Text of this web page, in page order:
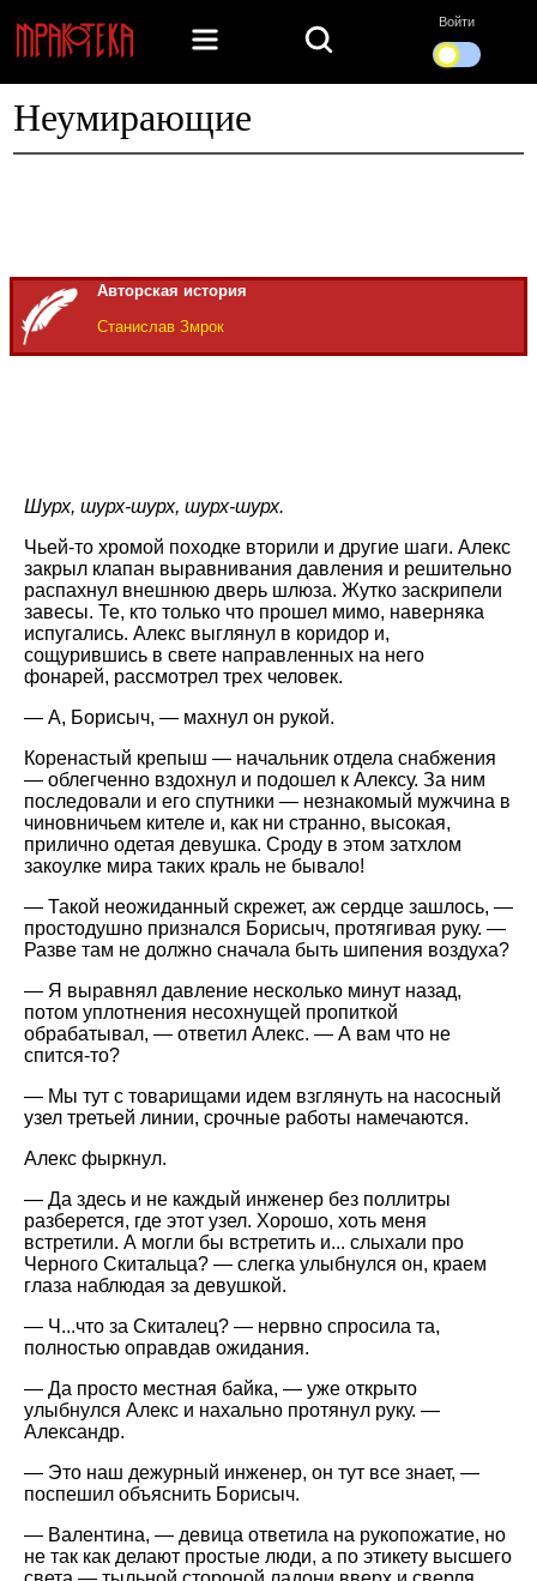
Войти
Неумирающие
Авторская история
Станислав Змрок
Шурх, шурх-шурх, шурх-шурх.
Чьей-то хромой походке вторили и другие шаги. Алекс
закрыл клапан выравнивания давления и решительно
распахнул внешнюю дверь шлюза. Жутко заскрипели
завесы. Те, кто только что прошел мимо, наверняка
испугались. Алекс выглянул в коридор и,
сощурившись в свете направленных на него
фонарей, рассмотрел трех человек.
— А, Борисыч, — махнул он рукой.
Коренастый крепыш — начальник отдела снабжения
— облегченно вздохнул и подошел к Алексу. За ним
последовали и его спутники — незнакомый мужчина в
чиновничьем кителе и, как ни странно, высокая,
прилично одетая девушка. Сроду в этом затхлом
закоулке мира таких краль не бывало!
— Такой неожиданный скрежет, аж сердце зашлось, —
простодушно признался Борисыч, протягивая руку. —
Разве там не должно сначала быть шипения воздуха?
— Я выравнял давление несколько минут назад,
потом уплотнения несохнущей пропиткой
обрабатывал, — ответил Алекс. — А вам что не
спится-то?
— Мы тут с товарищами идем взглянуть на насосный
узел третьей линии, срочные работы намечаются.
Алекс фыркнул.
— Да здесь и не каждый инженер без поллитры
разберется, где этот узел. Хорошо, хоть меня
встретили. А могли бы встретить и... слыхали про
Черного Скитальца? — слегка улыбнулся он, краем
глаза наблюдая за девушкой.
— Ч...что за Скиталец? — нервно спросила та,
полностью оправдав ожидания.
— Да просто местная байка, — уже открыто
улыбнулся Алекс и нахально протянул руку. —
Александр.
— Это наш дежурный инженер, он тут все знает, —
поспешил объяснить Борисыч.
— Валентина, — девица ответила на рукопожатие, но
не так как делают простые люди, а по этикету высшего